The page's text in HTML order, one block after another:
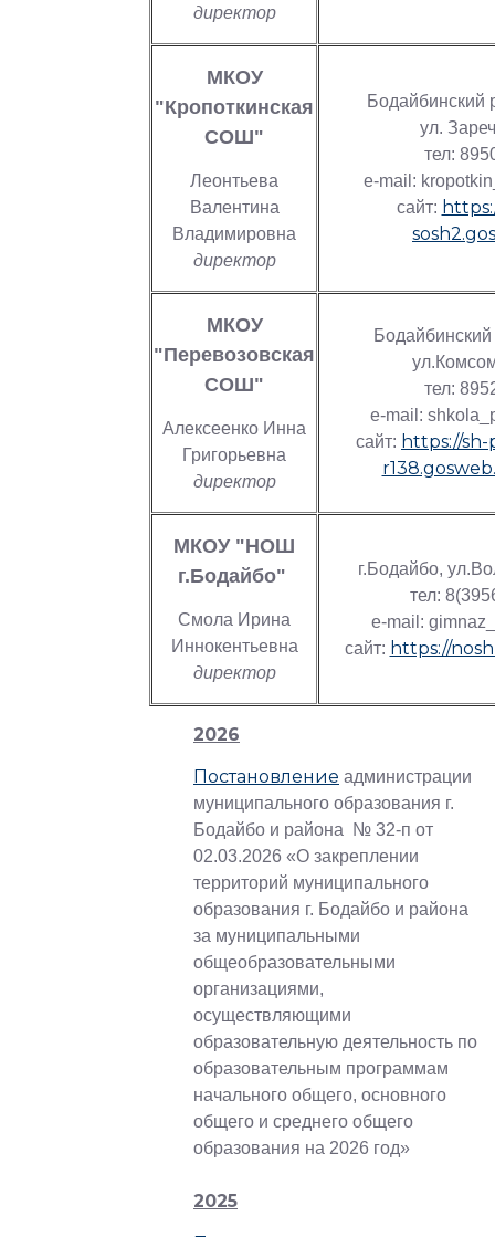
директор
МКОУ
"Кропоткинская
СОШ"
Леонтьева
Валентина
Владимировна
директор
Бодайбинский
ул.
тел:
e-mail:
сайт:
МКОУ
"Перевозовская
СОШ"
Алексеенко Инна
Григорьевна
директор
тел:
e-mail:
сайт: https://
МКОУ "НОШ
г.Бодайбо"
Смола Ирина
Иннокентьевна
директор
г.Бодайбо,
тел:
e-mail:
сайт: https://
2026
Постановление администрации
муниципального образования г.
Бодайбо и района № 32-п от
02.03.2026 «О закреплении
территорий муниципального
образования г. Бодайбо и района
за муниципальными
общеобразовательными
организациями,
осуществляющими
образовательную деятельность по
образовательным программам
начального общего, основного
общего и среднего общего
образования на 2026 год»
2025